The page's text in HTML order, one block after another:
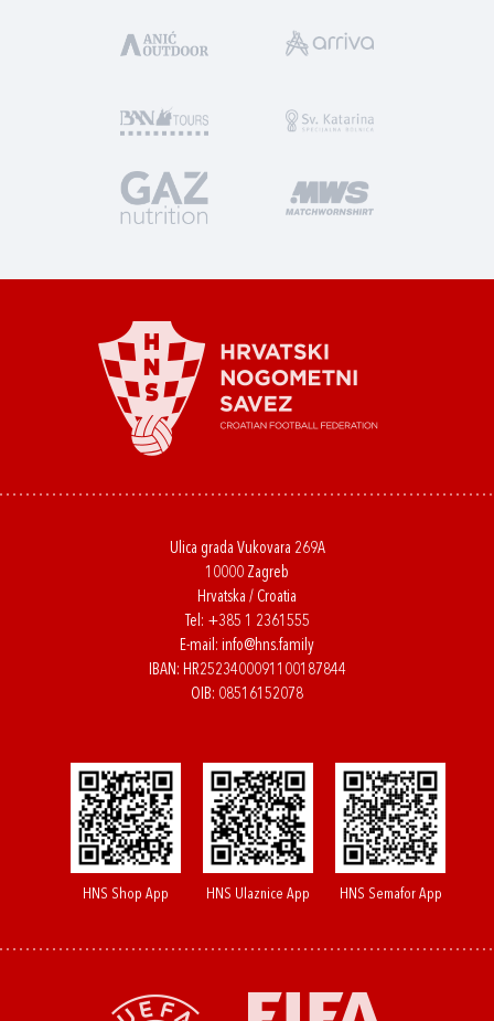
Ulica grada Vukovara 269A
10000 Zagreb
Hrvatska / Croatia
Tel: +385 1 2361555
E-mail: info@hns.family
IBAN: HR2523400091100187844
OIB: 08516152078
HNS Shop App HNS Ulaznice App HNS Semafor App